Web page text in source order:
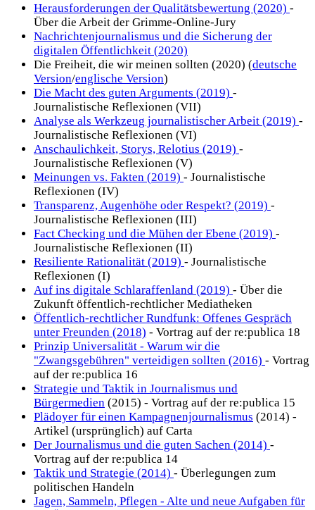
Herausforderungen der Qualitätsbewertung (2020) -
Über die Arbeit der Grimme-Online-Jury
Nachrichtenjournalismus und die Sicherung der
digitalen Öffentlichkeit (2020)
Die Freiheit, die wir meinen sollten (2020) (deutsche
Version/englische Version)
Die Macht des guten Arguments (2019) -
Journalistische Reflexionen (VII)
Analyse als Werkzeug journalistischer Arbeit (2019) -
Journalistische Reflexionen (VI)
Anschaulichkeit, Storys, Relotius (2019) -
Journalistische Reflexionen (V)
Meinungen vs. Fakten (2019) - Journalistische
Reflexionen (IV)
Transparenz, Augenhöhe oder Respekt? (2019) -
Journalistische Reflexionen (III)
Fact Checking und die Mühen der Ebene (2019) -
Journalistische Reflexionen (II)
Resiliente Rationalität (2019) - Journalistische
Reflexionen (I)
Auf ins digitale Schlaraffenland (2019) - Über die
Zukunft öffentlich-rechtlicher Mediatheken
Öffentlich-rechtlicher Rundfunk: Offenes Gespräch
unter Freunden (2018) - Vortrag auf der re:publica 18
Prinzip Universalität - Warum wir die
"Zwangsgebühren" verteidigen sollten (2016) - Vortrag
auf der re:publica 16
Strategie und Taktik in Journalismus und
Bürgermedien (2015) - Vortrag auf der re:publica 15
Plädoyer für einen Kampagnenjournalismus (2014) -
Artikel (ursprünglich) auf Carta
Der Journalismus und die guten Sachen (2014) -
Vortrag auf der re:publica 14
Taktik und Strategie (2014) - Überlegungen zum
politischen Handeln
Jagen, Sammeln, Pflegen - Alte und neue Aufgaben für